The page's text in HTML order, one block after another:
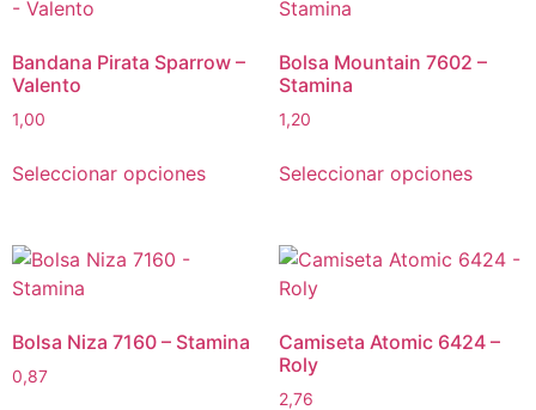
Bandana Pirata Sparrow –
Valento
1,00
Seleccionar opciones
Bolsa Mountain 7602 –
Stamina
1,20
Seleccionar opciones
Bolsa Niza 7160 – Stamina
0,87
Camiseta Atomic 6424 –
Roly
2,76